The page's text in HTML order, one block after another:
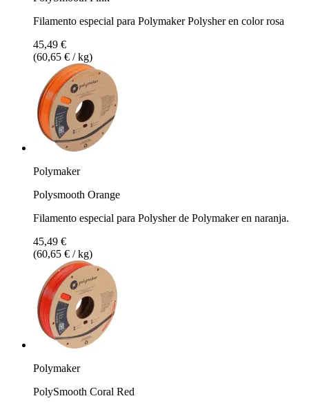
Filamento especial para Polymaker Polysher en color rosa
45,49 €
(60,65 € / kg)
Polymaker
Polysmooth Orange
Filamento especial para Polysher de Polymaker en naranja.
45,49 €
(60,65 € / kg)
Polymaker
PolySmooth Coral Red